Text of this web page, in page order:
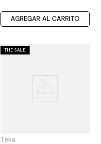
AGREGAR AL CARRITO
THE SALE
Teka